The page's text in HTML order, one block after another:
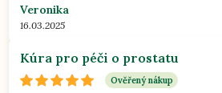
Veronika
16.03.2025
Kúra pro péči o prostatu
Ověřený nákup